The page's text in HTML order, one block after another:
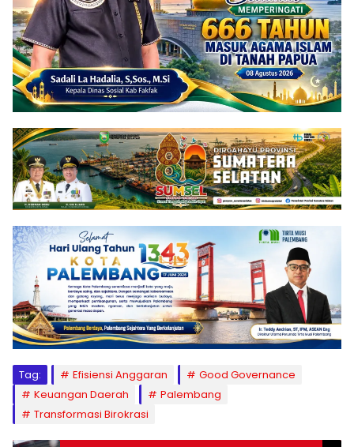
Tag: Efisiensi Anggaran
Good Governance
Keuangan Daerah
Palembang
Transformasi Birokrasi